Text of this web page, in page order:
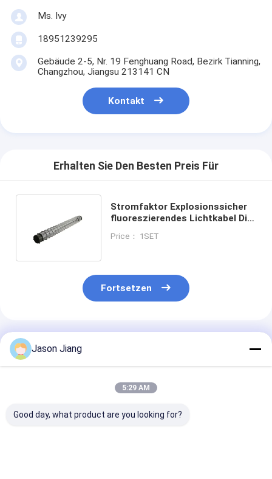
Ms. Ivy
18951239295
Gebäude 2-5, Nr. 19 Fenghuang Road, Bezirk Tianning,
Changzhou, Jiangsu 213141 CN
Kontakt
Erhalten Sie Den Besten Preis Für
Stromfaktor Explosionssicher
fluoreszierendes Lichtkabel Dia
Price： 1SET
Fortsetzen
Empfohlene Produkte
Jason Jiang
5:29 AM
Good day, what product are you looking for?